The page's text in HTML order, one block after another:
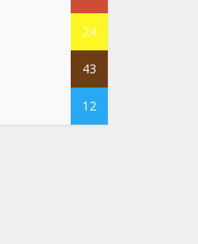
24
43
12